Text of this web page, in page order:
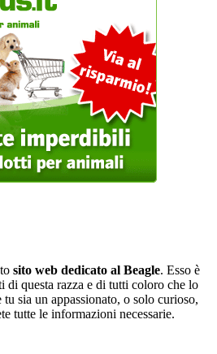
sito web dedicato al Beagle. Esso è
di questa razza e di tutti coloro che lo
sia un appassionato, o solo curioso,
tutte le informazioni necessarie.